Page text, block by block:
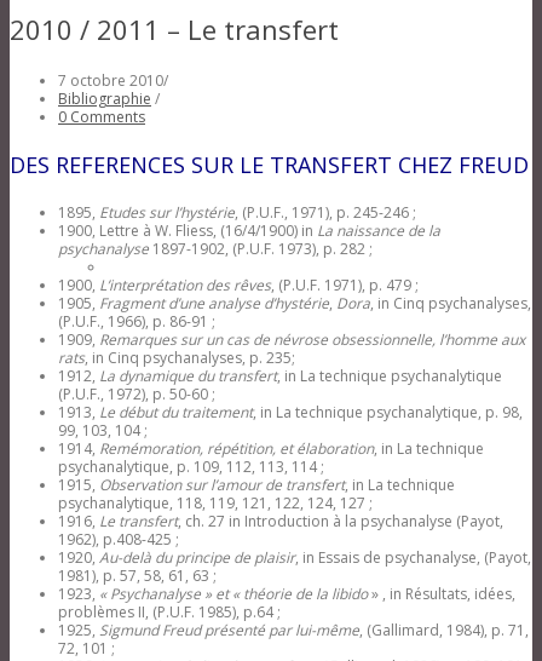
2010 / 2011 – Le transfert
7 octobre 2010/
Bibliographie /
0 Comments
DES REFERENCES SUR LE TRANSFERT CHEZ FREUD
1895, Etudes sur l’hystérie, (P.U.F., 1971), p. 245-246 ;
1900, Lettre à W. Fliess, (16/4/1900) in La naissance de la
psychanalyse 1897-1902, (P.U.F. 1973), p. 282 ;
1900, L’interprétation des rêves, (P.U.F. 1971), p. 479 ;
1905, Fragment d’une analyse d’hystérie, Dora, in Cinq psychanalyses,
(P.U.F., 1966), p. 86-91 ;
1909, Remarques sur un cas de névrose obsessionnelle, l’homme aux
rats, in Cinq psychanalyses, p. 235;
1912, La dynamique du transfert, in La technique psychanalytique
(P.U.F., 1972), p. 50-60 ;
1913, Le début du traitement, in La technique psychanalytique, p. 98,
99, 103, 104 ;
1914, Remémoration, répétition, et élaboration, in La technique
psychanalytique, p. 109, 112, 113, 114 ;
1915, Observation sur l’amour de transfert, in La technique
psychanalytique, 118, 119, 121, 122, 124, 127 ;
1916, Le transfert, ch. 27 in Introduction à la psychanalyse (Payot,
1962), p.408-425 ;
1920, Au-delà du principe de plaisir, in Essais de psychanalyse, (Payot,
1981), p. 57, 58, 61, 63 ;
1923, « Psychanalyse » et « théorie de la libido» , in Résultats, idées,
problèmes II, (P.U.F. 1985), p.64 ;
1925, Sigmund Freud présenté par lui-même, (Gallimard, 1984), p. 71,
72, 101 ;